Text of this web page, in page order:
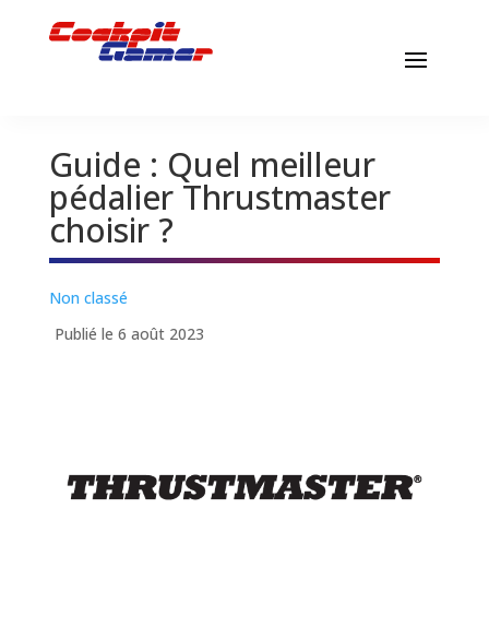
Guide : Quel meilleur
pédalier Thrustmaster
choisir ?
Non classé
Publié le 6 août 2023